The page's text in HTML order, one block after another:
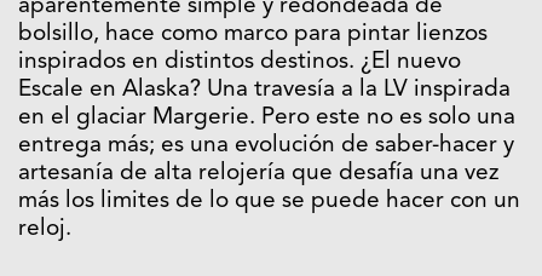
aparentemente simple y redondeada de
bolsillo, hace como marco para pintar lienzos
inspirados en distintos destinos. ¿El nuevo
Escale en Alaska? Una travesía a la LV inspirada
en el glaciar Margerie. Pero este no es solo una
entrega más; es una evolución de saber-hacer y
artesanía de alta relojería que desafía una vez
más los limites de lo que se puede hacer con un
reloj.